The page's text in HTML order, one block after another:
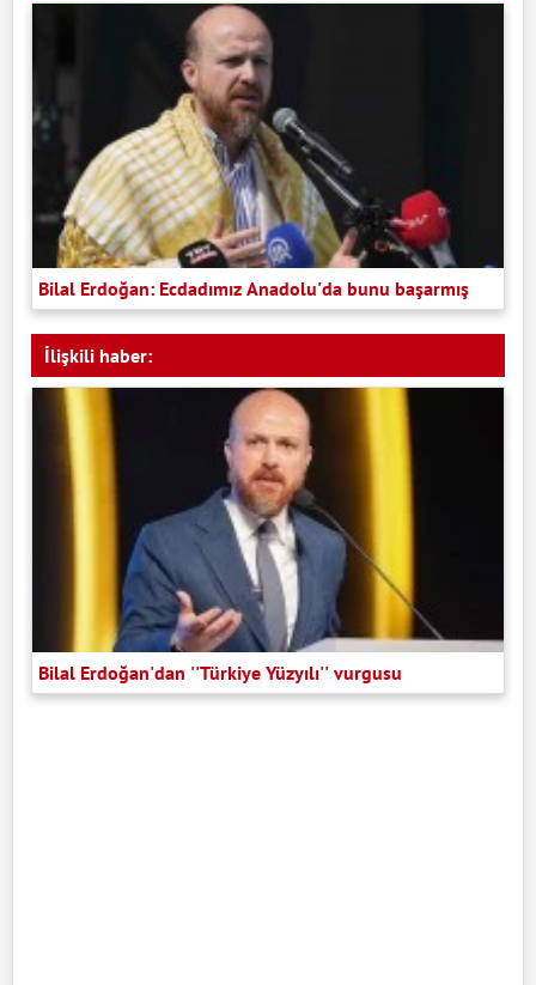
Bilal Erdoğan: Ecdadımız Anadolu'da bunu başarmış
İlişkili haber:
Bilal Erdoğan'dan ''Türkiye Yüzyılı'' vurgusu